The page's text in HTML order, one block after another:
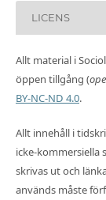
LICENS
Allt material i
öppen tillgång (
BY-NC-ND 4.0.
Allt innehåll i
icke-kommersiella
skrivas ut och
används måste